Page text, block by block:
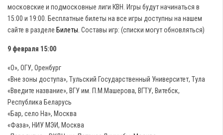
московские и подмосковные лиги КВН. Игры будут начинаться в
15:00 и 19:00. Бесплатные билеты на все игры доступны на нашем
сайте в разделе Билеты. Составы игр: (списки могут обновляться)
9 февраля 15:00
«О», ОГУ, Оренбург
«Вне зоны доступа»‎, Тульский Государственный Университет, Тула
«Введите название»,‎ ВГУ им. П.М.Машерова, ВГТУ, Витебск,
Республика Беларусь
«Бар, село На», Москва
«Фаза», НИУ МЭИ, Москва